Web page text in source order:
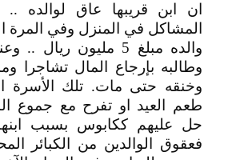
ان ابن قريبها عاق لوالده ..
المشاكل في المنزل وفي المرة
والده مبلغ 5 مليون
وطالبه بإرجاع المال تشاجرا
وخنقه حتى مات. تلك الأسرة
طعم العيد او تفرح مع جموع
حل عليهم ككابوس بسبب ابنهم
فعقوق الوالدين من الكبائر